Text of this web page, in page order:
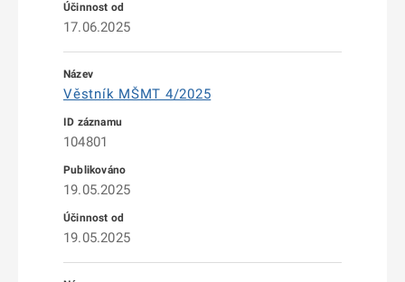
17.06.2025
Věstník MŠMT 4/2025
104801
19.05.2025
19.05.2025